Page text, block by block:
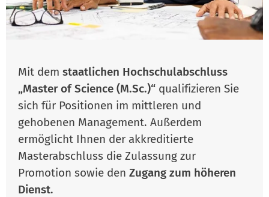
Mit dem staatlichen Hochschulabschluss
„Master of Science (M.Sc.)“ qualifizieren Sie
sich für Positionen im mittleren und
gehobenen Management. Außerdem
ermöglicht Ihnen der akkreditierte
Masterabschluss die Zulassung zur
Promotion sowie den Zugang zum höheren
Dienst.